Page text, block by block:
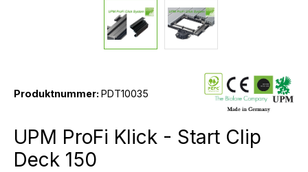
Produktnummer: PDT10035
UPM ProFi Klick - Start Clip
Deck 150